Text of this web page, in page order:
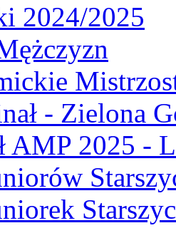
2024/2025
- Zielona
AMP 2025 -